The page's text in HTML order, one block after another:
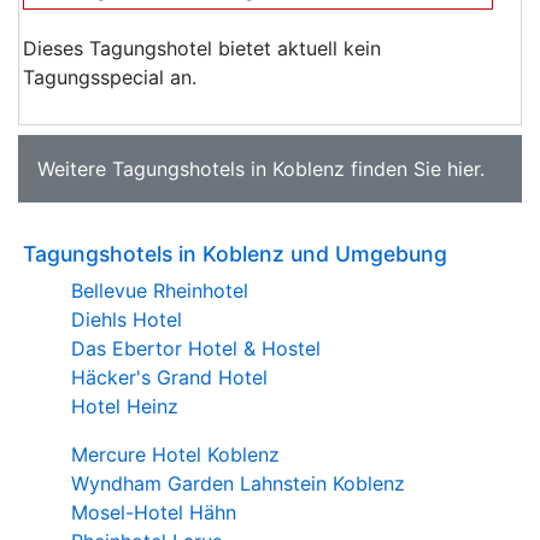
Dieses Tagungshotel bietet aktuell kein
Tagungsspecial an.
Weitere Tagungshotels in Koblenz finden Sie hier.
Tagungshotels in Koblenz und Umgebung
Bellevue Rheinhotel
Diehls Hotel
Das Ebertor Hotel & Hostel
Häcker's Grand Hotel
Hotel Heinz
Mercure Hotel Koblenz
Wyndham Garden Lahnstein Koblenz
Mosel-Hotel Hähn